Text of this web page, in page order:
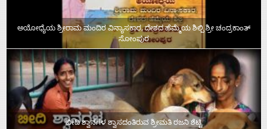
ಅಯೋಧ್ಯೆಯ ಶ್ರೀರಾಮ ಮಂದಿರ ವಿನ್ಯಾಸಕಾರ, ದೇಶದ ಹೆಮ್ಮೆಯ ಶಿಲ್ಪಿ ಶ್ರೀ ಚಂದ್ರಕಾಂತ್‌
ಸೋಂಪುರ
ಬೀದಿ ಶ್ವಾನಗಳ ಶ್ವಾಸದಂತಿರುವ ಶ್ರೀಮತಿ ರಜನಿ ಶೆಟ್ಟಿ